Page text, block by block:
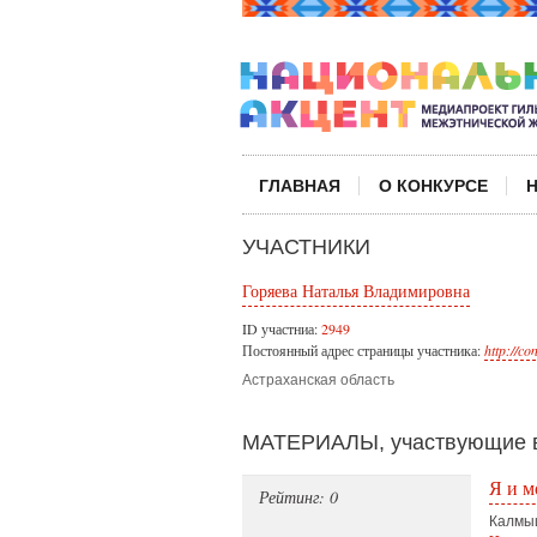
ГЛАВНАЯ О КОНКУРСЕ
УЧАСТНИКИ
Горяева Наталья Владимировна
ID участниа:2949
Постоянный адрес страницы участника:http://
Астраханская область
МАТЕРИАЛЫ, участвующие
Рейтинг: 0 Я и